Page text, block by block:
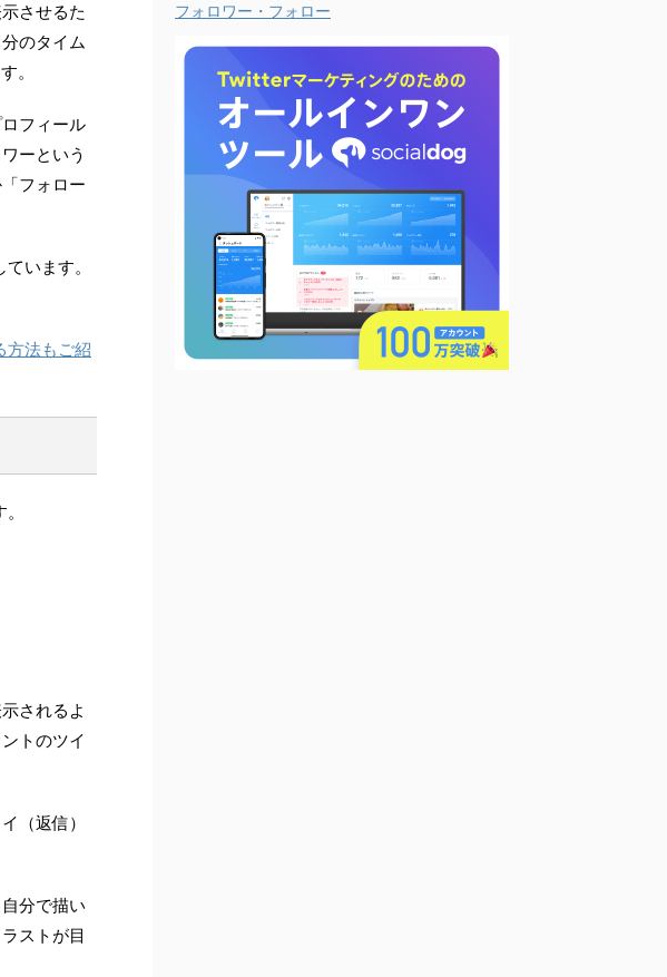
させるた
のタイム
。
フィール
ーという
フォロー
います。
方法もご紹
されるよ
トのツイ
（返信）
分で描い
ストが目
フォロワー・フォロー